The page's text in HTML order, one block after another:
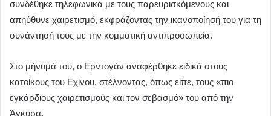
συνδέθηκε τηλεφωνικά με τους παρευρισκόμενους και
απηύθυνε χαιρετισμό, εκφράζοντας την ικανοποίησή του για τη
συνάντησή τους με την κομματική αντιπροσωπεία.
Στο μήνυμά του, ο Ερντογάν αναφέρθηκε ειδικά στους
κατοίκους του Εχίνου, στέλνοντας, όπως είπε, τους «πιο
εγκάρδιους χαιρετισμούς και τον σεβασμό» του από την
Άγκυρα.